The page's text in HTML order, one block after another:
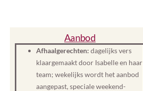
Aanbod
Afhaalgerechten: dagelijks vers
klaargemaakt door Isabelle en haar
team; wekelijks wordt het aanbod
aangepast, speciale weekend-